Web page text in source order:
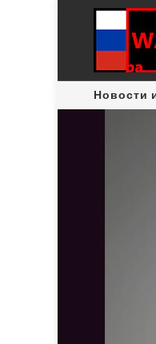
Новости